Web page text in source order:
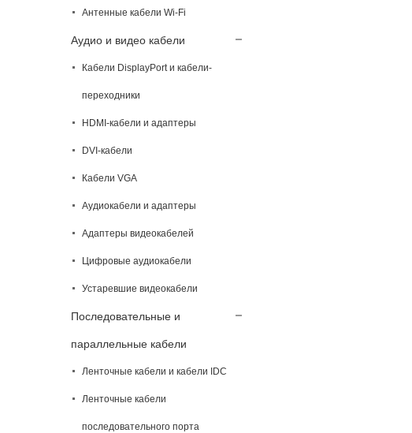
Антенные кабели Wi-Fi
Аудио и видео кабели
Кабели DisplayPort и кабели-
переходники
HDMI-кабели и адаптеры
DVI-кабели
Кабели VGA
Аудиокабели и адаптеры
Адаптеры видеокабелей
Цифровые аудиокабели
Устаревшие видеокабели
Последовательные и
параллельные кабели
Ленточные кабели и кабели IDC
Ленточные кабели
последовательного порта